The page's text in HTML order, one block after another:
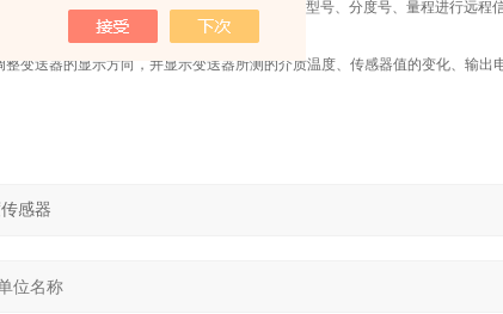
器与上位机通讯或与手持器和PC机对变送器的型号、分度号、量程进行远程
变送器的显示方向，并显示变送器所测的介质温度、传感器值的变化、输出